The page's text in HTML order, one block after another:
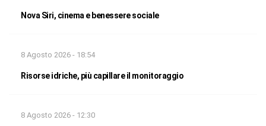
Nova Siri, cinema e benessere sociale
8 Agosto 2026 - 18:54
Risorse idriche, più capillare il monitoraggio
8 Agosto 2026 - 12:30